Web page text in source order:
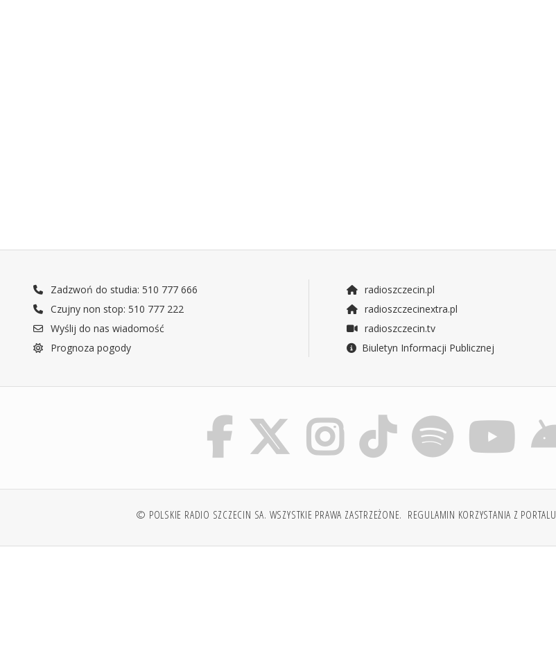
Zadzwoń do studia: 510 777 666
Czujny non stop: 510 777 222
Wyślij do nas wiadomość
Prognoza pogody
radioszczecin.pl
radioszczecinextra.pl
radioszczecin.tv
Biuletyn Informacji Publicznej
© POLSKIE RADIO SZCZECIN SA. WSZYSTKIE PRAWA ZASTRZEŻONE. REGULAMIN KORZYSTANIA Z PORTALU